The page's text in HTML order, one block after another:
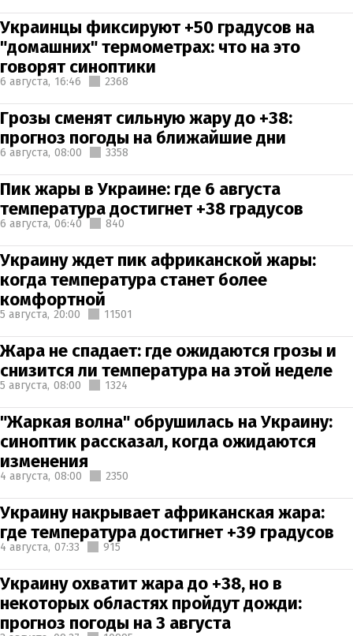
Украинцы фиксируют +50 градусов на
"домашних" термометрах: что на это
говорят синоптики
6 августа, 16:46 2368
Грозы сменят сильную жару до +38:
прогноз погоды на ближайшие дни
6 августа, 08:00 3358
Пик жары в Украине: где 6 августа
температура достигнет +38 градусов
6 августа, 06:40 840
Украину ждет пик африканской жары:
когда температура станет более
комфортной
5 августа, 20:00 11501
Жара не спадает: где ожидаются грозы и
снизится ли температура на этой неделе
5 августа, 08:00 1324
"Жаркая волна" обрушилась на Украину:
синоптик рассказал, когда ожидаются
изменения
4 августа, 08:00 2350
Украину накрывает африканская жара:
где температура достигнет +39 градусов
4 августа, 07:33 915
Украину охватит жара до +38, но в
некоторых областях пройдут дожди:
прогноз погоды на 3 августа